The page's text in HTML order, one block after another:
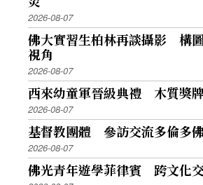
2026-08-07
佛大實習生柏林再談攝影 構
視角
2026-08-07
西來幼童軍晉級典禮 木質獎
2026-08-07
基督教團體 參訪交流多倫多
2026-08-07
佛光青年遊學菲律賓 跨文化